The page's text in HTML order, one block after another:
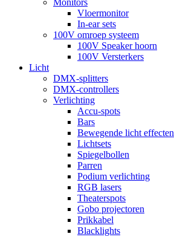
Monitors
Vloermonitor
In-ear sets
100V omroep systeem
100V Speaker hoorn
100V Versterkers
Licht
DMX-splitters
DMX-controllers
Verlichting
Accu-spots
Bars
Bewegende licht effecten
Lichtsets
Spiegelbollen
Parren
Podium verlichting
RGB lasers
Theaterspots
Gobo projectoren
Prikkabel
Blacklights